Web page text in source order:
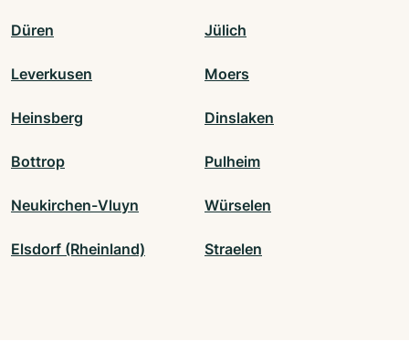
Düren Jülich
Leverkusen Moers
Heinsberg Dinslaken
Bottrop Pulheim
Neukirchen-Vluyn Würselen
Elsdorf (Rheinland) Straelen